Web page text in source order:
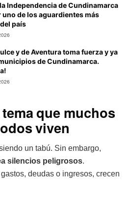
Independencia de Cundinamarca
uno de los aguardientes más
país
y de Aventura toma fuerza y ya
de Cundinamarca.
que muchos
viven
un tabú. Sin embargo,
silencios peligrosos.
deudas o ingresos, crecen